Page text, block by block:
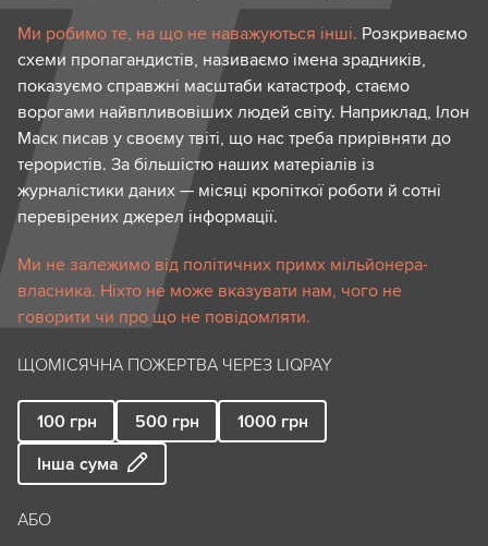
Ми робимо те, на що не наважуються інші. Розкриваємо
схеми пропагандистів, називаємо імена зрадників,
показуємо справжні масштаби катастроф, стаємо
ворогами найвпливовіших людей світу. Наприклад, Ілон
Маск писав у своєму твіті, що нас треба прирівняти до
терористів. За більшістю наших матеріалів із
журналістики даних — місяці кропіткої роботи й сотні
перевірених джерел інформації.
Ми не залежимо від політичних примх мільйонера-
власника. Ніхто не може вказувати нам, чого не
говорити чи про що не повідомляти.
ЩОМІСЯЧНА ПОЖЕРТВА ЧЕРЕЗ LIQPAY
100 грн 500 грн 1000 грн
Інша сума
АБО